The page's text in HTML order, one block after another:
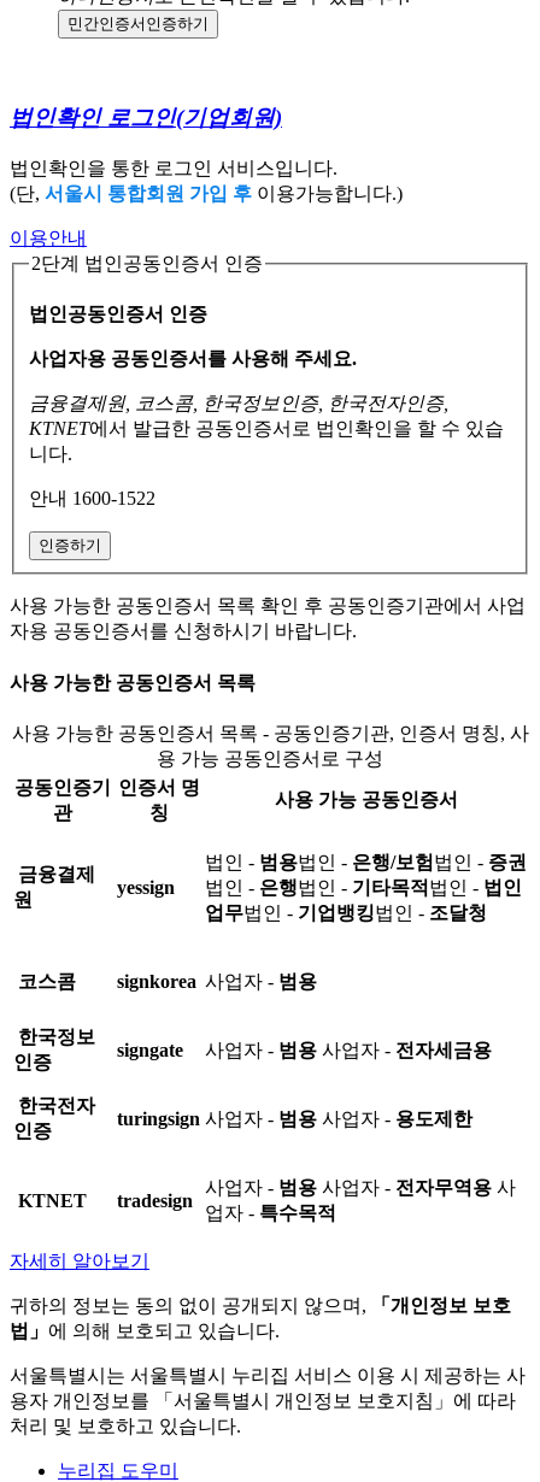
민간인증서 인증하기
법인확인 로그인(기업회원)
법인확인을 통한 로그인 서비스입니다.
(단, 서울시 통합회원 가입 후 이용가능합니다.)
이용안내
2단계 법인공동인증서 인증
법인공동인증서 인증
사업자용 공동인증서를 사용해 주세요.
금융결제원, 코스콤, 한국정보인증, 한국전자인증,
KTNET에서 발급한 공동인증서로 법인확인을 할 수 있습
니다.
안내 1600-1522
인증하기
사용 가능한 공동인증서 목록 확인 후 공동인증기관에서 사업
자용 공동인증서를 신청하시기 바랍니다.
사용 가능한 공동인증서 목록
사용 가능한 공동인증서 목록 - 공동인증기관, 인증서 명칭, 사
용 가능 공동인증서로 구성
공동인증기
관
인증서 명
칭
사용 가능 공동인증서
금융결제
원
yessign
법인 - 범용법인 - 은행/보험 법인 - 증권
법인 - 은행법인 - 기타목적 법인 - 법인
업무법인 - 기업뱅킹법인 - 조달청
코스콤 signkorea 사업자 - 범용
한국정보
인증
signgate 사업자 - 범용 사업자 - 전자세금용
한국전자
인증
turingsign 사업자 - 범용 사업자 - 용도제한
KTNET tradesign
사업자 - 범용 사업자 - 전자무역용 사
업자 - 특수목적
자세히 알아보기
귀하의 정보는 동의 없이 공개되지 않으며,
「개인정보 보호
법」 에 의해 보호되고 있습니다.
서울특별시는 서울특별시 누리집 서비스 이용 시 제공하는 사
용자 개인정보를 「서울특별시 개인정보 보호지침」에 따라
처리 및 보호하고 있습니다.
누리집 도우미